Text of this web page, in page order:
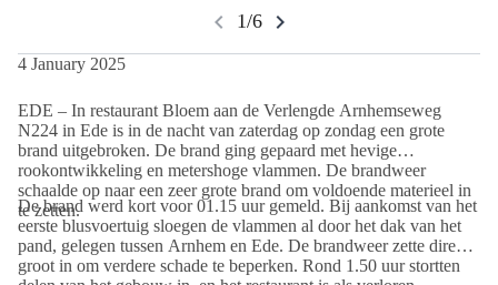
chevron_left 1/6 chevron_right
4 January 2025
EDE – In restaurant Bloem aan de Verlengde Arnhemseweg
N224 in Ede is in de nacht van zaterdag op zondag een grote
brand uitgebroken. De brand ging gepaard met hevige
rookontwikkeling en metershoge vlammen. De brandweer
schaalde op naar een zeer grote brand om voldoende materieel in
te zetten.
De brand werd kort voor 01.15 uur gemeld. Bij aankomst van het
eerste blusvoertuig sloegen de vlammen al door het dak van het
pand, gelegen tussen Arnhem en Ede. De brandweer zette direct
groot in om verdere schade te beperken. Rond 1.50 uur stortten